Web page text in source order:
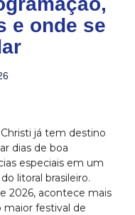
e onde se
já tem destino
dias de boa
especiais em um
litoral brasileiro.
2026, acontece mais
maior festival de